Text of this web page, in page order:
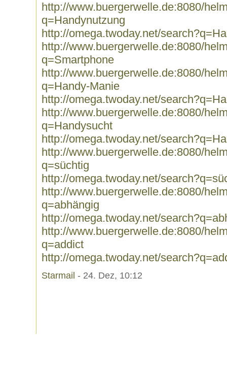
http://www.buergerwelle.de:8080/
q=Handynutzung
http://omega.twoday.net/
http://www.buergerwelle.de:8080/
q=Smartphone
http://www.buergerwelle.de:8080/
q=Handy-Manie
http://omega.twoday.net/
http://www.buergerwelle.de:8080/
q=Handysucht
http://omega.twoday.net/
http://www.buergerwelle.de:8080/
q=süchtig
http://omega.twoday.net/
http://www.buergerwelle.de:8080/
q=abhängig
http://omega.twoday.net/
http://www.buergerwelle.de:8080/
q=addict
http://omega.twoday.net/
Starmail - 24. Dez, 10:12